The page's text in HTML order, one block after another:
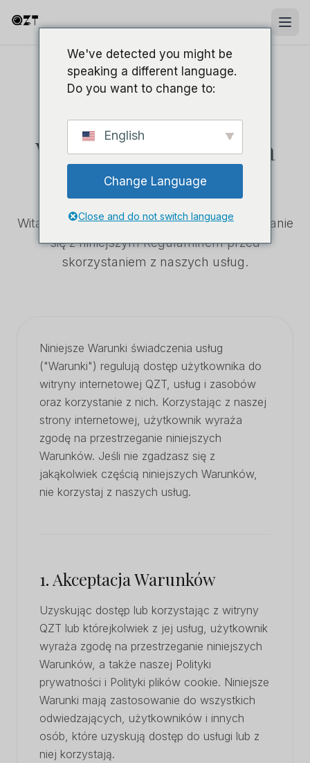
Warunki świadczenia
usług
Witamy w QZT! Prosimy o dokładne zapoznanie
się z niniejszym Regulaminem przed
skorzystaniem z naszych usług.
Niniejsze Warunki świadczenia usług
("Warunki") regulują dostęp użytkownika do
witryny internetowej QZT, usług i zasobów
oraz korzystanie z nich. Korzystając z naszej
strony internetowej, użytkownik wyraża
zgodę na przestrzeganie niniejszych
Warunków. Jeśli nie zgadzasz się z
jakąkolwiek częścią niniejszych Warunków,
nie korzystaj z naszych usług.
1. Akceptacja Warunków
Uzyskując dostęp lub korzystając z witryny
QZT lub którejkolwiek z jej usług, użytkownik
wyraża zgodę na przestrzeganie niniejszych
Warunków, a także naszej Polityki
prywatności i Polityki plików cookie. Niniejsze
Warunki mają zastosowanie do wszystkich
odwiedzających, użytkowników i innych
osób, które uzyskują dostęp do usługi lub z
niej korzystają.
We've detected you might be
speaking a different language.
Do you want to change to:
English
Change Language
Close and do not switch language